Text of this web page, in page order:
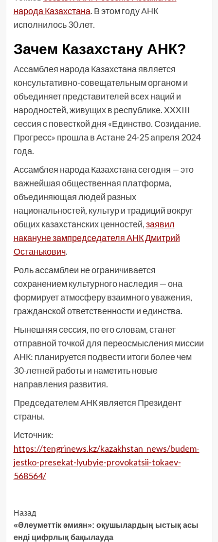
народа Казахстана. В этом году АНК
исполнилось 30 лет.
Зачем Казахстану АНК?
Ассамблея народа Казахстана является
консультативно-совещательным органом и
объединяет представителей всех наций и
народностей, живущих в республике. XXXIIІ
сессия с повесткой дня «Единство. Созидание.
Прогресс» прошла в Астане 24-25 апреля 2024
года.
Ассамблея народа Казахстана сегодня — это
важнейшая общественная платформа,
объединяющая людей разных
национальностей, культур и традиций вокруг
общих казахстанских ценностей,заявил
накануне зампредседателя АНК Дмитрий
Останькович.
Роль ассамблеи не ограничивается
сохранением культурного наследия — она
формирует атмосферу взаимного уважения,
гражданской ответственности и единства.
Нынешняя сессия, по его словам, станет
отправной точкой для переосмысления миссии
АНК: планируется подвести итоги более чем
30-летней работы и наметить новые
направления развития.
Председателем АНК является Президент
страны.
Источник:
https://tengrinews.kz/kazakhstan_news/budem-
jestko-presekat-lyubyie-provokatsii-tokaev-
568564/
Post
Navigation
Назад
«Әлеуметтік әмиян»: оқушылардың ыстық асы
енді цифрлық бақылауда